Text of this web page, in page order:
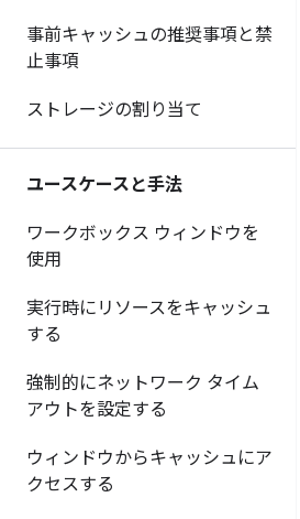
事前キャッシュの推奨事項と禁
止事項
ストレージの割り当て
ユースケースと手法
ワークボックス ウィンドウを
使用
実行時にリソースをキャッシュ
する
強制的にネットワーク タイム
アウトを設定する
ウィンドウからキャッシュにア
クセスする